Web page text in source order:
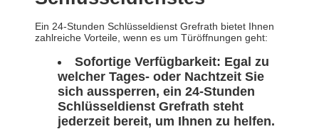
Ein 24-Stunden Schlüsseldienst Grefrath bietet Ihnen
zahlreiche Vorteile, wenn es um Türöffnungen geht:
Sofortige Verfügbarkeit: Egal zu
welcher Tages- oder Nachtzeit Sie
sich aussperren, ein 24-Stunden
Schlüsseldienst Grefrath steht
jederzeit bereit, um Ihnen zu helfen.